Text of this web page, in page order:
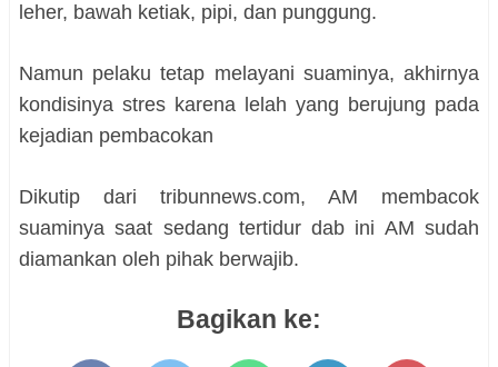
leher, bawah ketiak, pipi, dan punggung.
Namun pelaku tetap melayani suaminya, akhirnya
kondisinya stres karena lelah yang berujung pada
kejadian pembacokan
Dikutip dari tribunnews.com, AM membacok
suaminya saat sedang tertidur dab ini AM sudah
diamankan oleh pihak berwajib.
Bagikan ke: